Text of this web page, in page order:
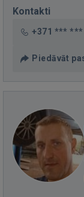
Kontakti
+371 *** ***
Piedāvāt